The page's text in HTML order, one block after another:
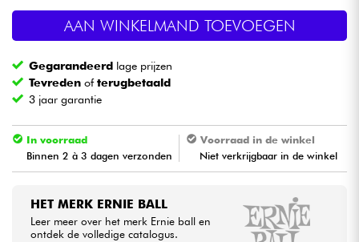
Licht
Blaasinstrument
Viool & Quatuor
Kabels & toebehoren
AAN WINKELMAND TOEVOEGEN
Gegarandeerd lage prijzen
Tevreden ofterugbetaald
3 jaar garantie
In voorraad
Binnen 2 à 3 dagen verzonden
Voorraad in de winkel
Niet verkrijgbaar in de winkel
HET MERK ERNIE BALL
Leer meer over het merk Ernie ball en
ontdek de volledige catalogus.